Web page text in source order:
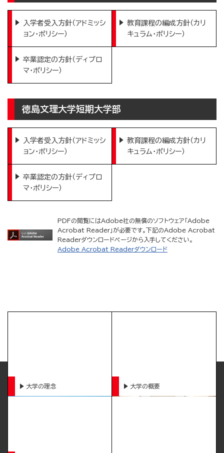
入学者受入方針（アドミッシ
ョン・ポリシー）
教育課程の編成方針（カリ
キュラム・ポリシー）
卒業認定の方針（ディプロ
マ・ポリシー）
徳島文理大学短期大学部
入学者受入方針（アドミッシ
ョン・ポリシー）
教育課程の編成方針（カリ
キュラム・ポリシー）
卒業認定の方針（ディプロ
マ・ポリシー）
PDFの閲覧にはAdobe社の無償のソフトウェア「Adobe
Acrobat Reader」が必要です。下記のAdobe Acrobat
Readerダウンロードページから入手してください。
Adobe Acrobat Readerダウンロード
大学の理念 大学の概要